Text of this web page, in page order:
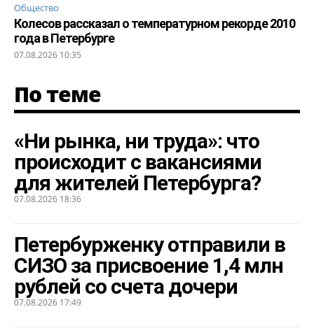
Общество
Колесов рассказал о температурном рекорде 2010
года в Петербурге
07.08.2026 10:35
По теме
«Ни рынка, ни труда»: что
происходит с вакансиями
для жителей Петербурга?
07.08.2026 18:36
Петербурженку отправили в
СИЗО за присвоение 1,4 млн
рублей со счета дочери
07.08.2026 17:49